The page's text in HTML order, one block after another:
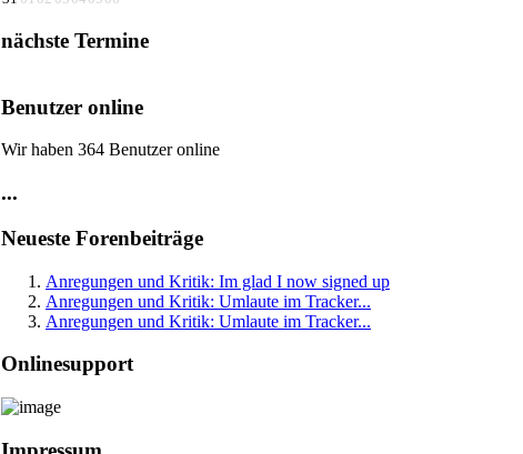
nächste Termine
Benutzer online
Wir haben 364 Benutzer online
...
Neueste Forenbeiträge
Anregungen und Kritik: Im glad I now signed up
Anregungen und Kritik: Umlaute im Tracker...
Anregungen und Kritik: Umlaute im Tracker...
Onlinesupport